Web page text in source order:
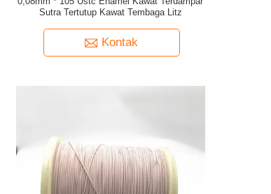
Sutra Tertutup Kawat Tembaga Litz
Kontak